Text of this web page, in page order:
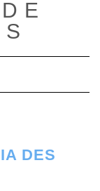
de navegación
DES